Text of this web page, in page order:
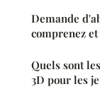
Demande
comprenez et
Quels sont
3D pour les